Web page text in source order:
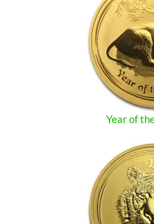
Year of